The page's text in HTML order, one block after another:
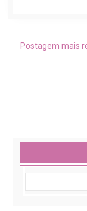
Postagem mais